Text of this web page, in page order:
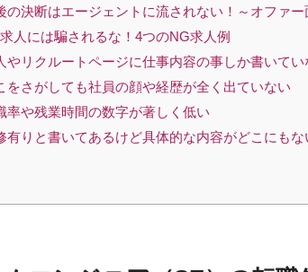
の決断はエージェントに流されない！～オファ
人には騙されるな！4つのNG求人例
やリクルートページに仕事内容の事しか書いてい
をさがしても社員の顔や経歴が全く出ていない
率や残業時間の数字が著しく低い
有りと書いてあるけど具体的な内容がどこにもな